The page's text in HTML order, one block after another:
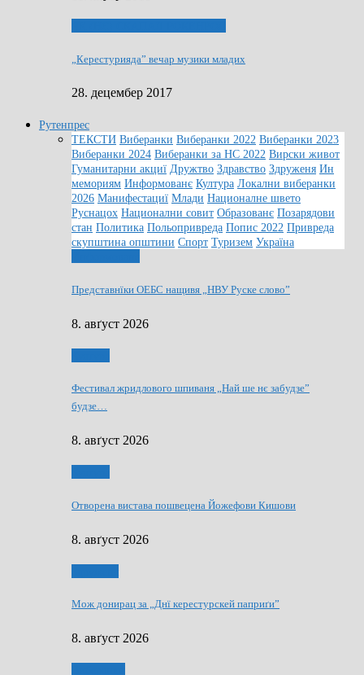
„Керестурияда” вечар музики младих
28. децембер 2017
Рутенпрес
ТЕКСТИ Виберанки Виберанки 2022 Виберанки 2023
Виберанки 2024 Виберанки за НС 2022 Вирски живот
Гуманитарни акциї Дружтво Здравство Здруженя Ин
мемориям Информованє Култура Локални виберанки
2026 Манифестациї Млади Националне швето
Руснацох Национални совит Образованє Позарядови
стан Политика Польопривреда Попис 2022 Привреда
скупштина општини Спорт Туризем Україна
Представнїки ОЕБС нащивя „НВУ Руске слово”
8. авґуст 2026
Фестивал жридлового шпиваня „Най ше нє забудзе”
будзе…
8. авґуст 2026
Отворена вистава пошвецена Йожефови Кишови
8. авґуст 2026
Мож донирац за „Днї керестурскей паприґи”
8. авґуст 2026